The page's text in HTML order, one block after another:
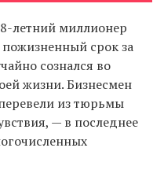
летний миллионер
срок за
сознался во
жизни. Бизнесмен
из тюрьмы
— в последнее